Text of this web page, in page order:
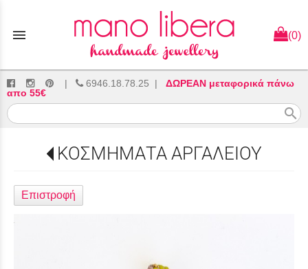
menu (0)
| 6946.18.78.25 | ΔΩΡΕΑΝ μεταφορικά πάνω
απο 55€
search
ΚΟΣΜΗΜΑΤΑ ΑΡΓΑΛΕΙΟΥ
Επιστροφή